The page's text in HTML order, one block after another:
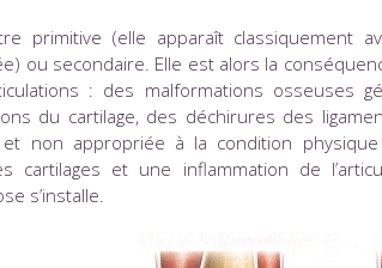
primitive (elle apparaît classiquement
ou secondaire. Elle est alors la
: des malformations osseuses
du cartilage, des déchirures des
et non appropriée à la condition
cartilages et une inflammation de
s’installe.